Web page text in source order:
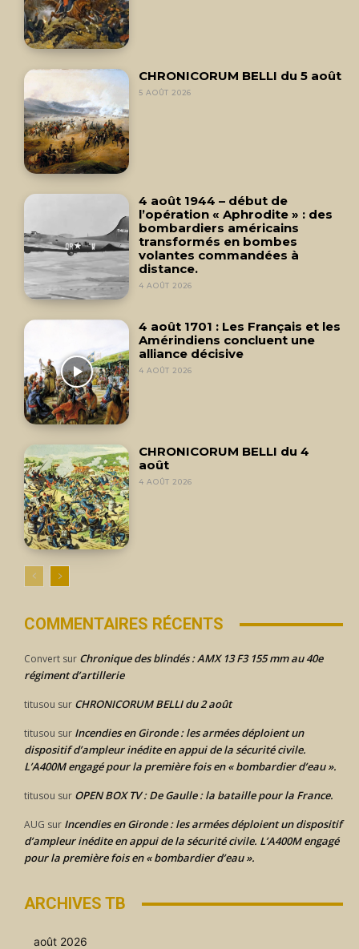
CHRONICORUM BELLI du 5 août
5 AOÛT 2026
4 août 1944 – début de
l’opération « Aphrodite » : des
bombardiers américains
transformés en bombes
volantes commandées à
distance.
4 AOÛT 2026
4 août 1701 : Les Français et les
Amérindiens concluent une
alliance décisive
4 AOÛT 2026
CHRONICORUM BELLI du 4
août
4 AOÛT 2026
COMMENTAIRES RÉCENTS
Convert sur Chronique des blindés : AMX 13 F3 155 mm au 40e
régiment d’artillerie
titusou sur CHRONICORUM BELLI du 2 août
titusou sur Incendies en Gironde : les armées déploient un
dispositif d’ampleur inédite en appui de la sécurité civile.
L’A400M engagé pour la première fois en « bombardier d’eau ».
titusou sur OPEN BOX TV : De Gaulle : la bataille pour la France.
AUG sur Incendies en Gironde : les armées déploient un dispositif
d’ampleur inédite en appui de la sécurité civile. L’A400M engagé
pour la première fois en « bombardier d’eau ».
ARCHIVES TB
août 2026